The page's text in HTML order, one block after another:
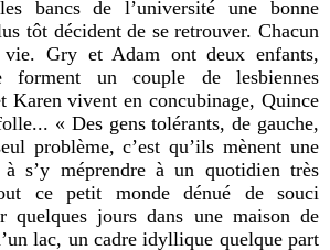
bancs de l’université une bonne
tôt décident de se retrouver. Chacun
vie. Gry et Adam ont deux enfants,
forment un couple de lesbiennes
Karen vivent en concubinage, Quince
« Des gens tolérants, de gauche,
problème, c’est qu’ils mènent une
s’y méprendre à un quotidien très
ce petit monde dénué de souci
quelques jours dans une maison de
lac, un cadre idyllique quelque part